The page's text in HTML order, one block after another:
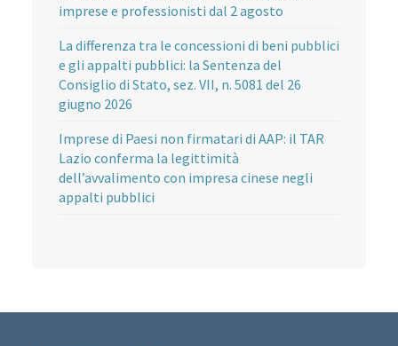
imprese e professionisti dal 2 agosto
La differenza tra le concessioni di beni pubblici
e gli appalti pubblici: la Sentenza del
Consiglio di Stato, sez. VII, n. 5081 del 26
giugno 2026
Imprese di Paesi non firmatari di AAP: il TAR
Lazio conferma la legittimità
dell’avvalimento con impresa cinese negli
appalti pubblici